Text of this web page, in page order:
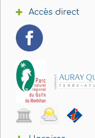
Accès direct